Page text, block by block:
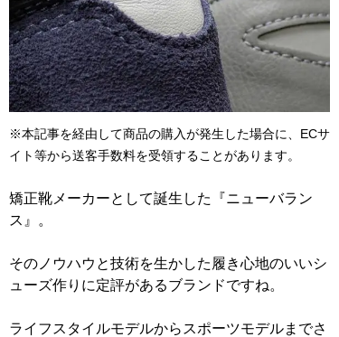
※本記事を経由して商品の購入が発生した場合に、ECサ
イト等から送客手数料を受領することがあります。
矯正靴メーカーとして誕生した『ニューバラン
ス』。
そのノウハウと技術を生かした履き心地のいいシ
ューズ作りに定評があるブランドですね。
ライフスタイルモデルからスポーツモデルまでさ